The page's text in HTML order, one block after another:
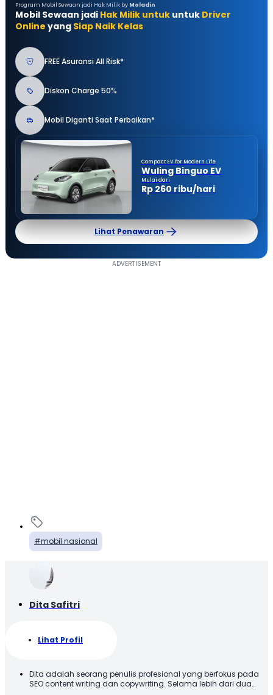
Program Mobil Sewaan jadi Hak Milik by Moladin
Mobil Sewaan jadi Hak Milik untuk untuk Driver
Online yang Siap Naik Kelas
FREE Asuransi All Risk*
Diskon Charge 50%
Mobil Diganti Saat Perbaikan*
Compact EV for Modern Life
Wuling Binguo EV
Mulai dari
Rp 260 ribu/hari
Lihat Penawaran
mobil nasional
Dita Safitri
Lihat Profil
Dita adalah seorang penulis profesional yang berfokus pada
SEO content writing dan copywriting. Selama lebih dari dua